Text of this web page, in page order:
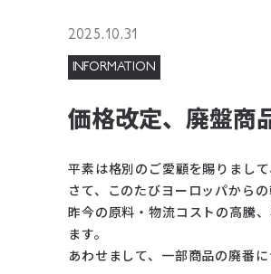
2025.10.31
INFORMATION
価格改定、廃盤商
平素は格別のご愛顧を賜りまし
さて、このたびヨーロッパから
昨今の原料・物流コストの高騰
ます。
あわせまして、一部商品の廃番